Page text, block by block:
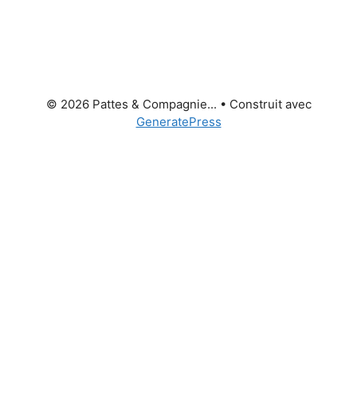
© 2026 Pattes & Compagnie... • Construit avec
GeneratePress